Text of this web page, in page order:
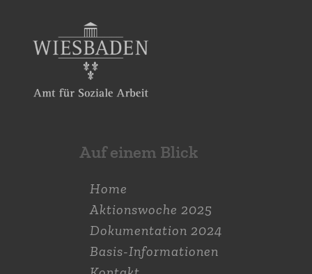
Auf einem Blick
Home
Aktions­woche 2025
Dokumen­tation 2024
Basis-Informationen